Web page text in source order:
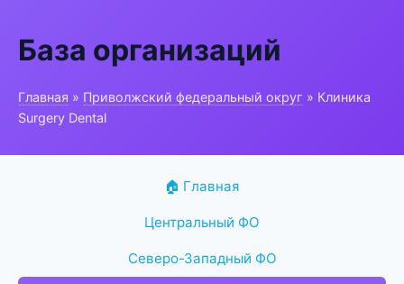
База организаций
Главная » Приволжский федеральный округ » Клиника
Surgery Dental
🏠 Главная
Центральный ФО
Северо-Западный ФО